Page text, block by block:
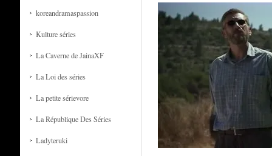
koreandramaspassion
Kulture séries
La Caverne de JainaXF
La Loi des séries
La petite sérievore
La République Des Séries
Ladyteruki